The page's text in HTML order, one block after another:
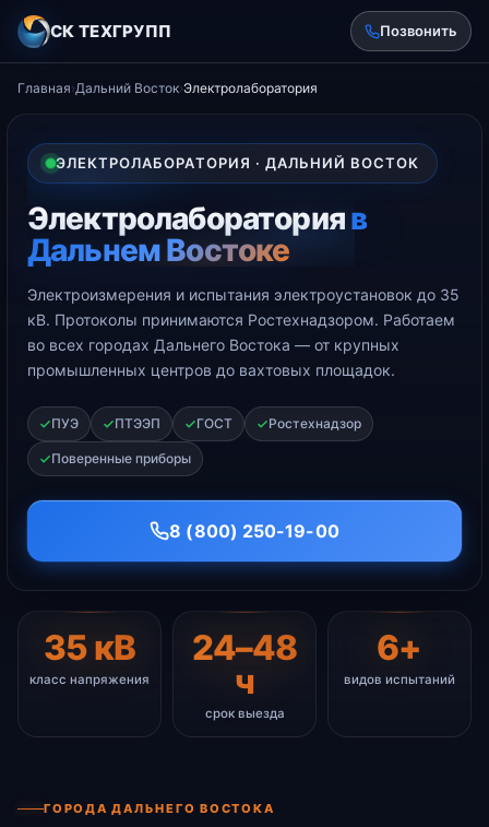
СК ТЕХГРУПП Позвонить
Главная›Дальний Восток›Электролаборатория
ЭЛЕКТРОЛАБОРАТОРИЯ · ДАЛЬНИЙ ВОСТОК
Электролабораторияв
Дальнем Востоке
Электроизмерения и испытания электроустановок до 35
кВ. Протоколы принимаются Ростехнадзором. Работаем
во всех городах Дальнего Востока — от крупных
промышленных центров до вахтовых площадок.
ПУЭ ПТЭЭП ГОСТ Ростехнадзор
Поверенные приборы
8 (800) 250-19-00
35 кВ
класс напряжения
24–48
ч
срок выезда
6+
видов испытаний
ГОРОДА ДАЛЬНЕГО ВОСТОКА